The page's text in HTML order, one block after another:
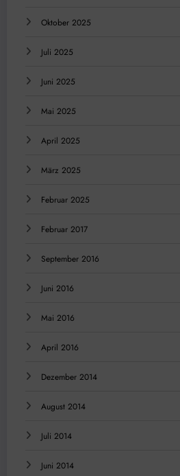
Oktober 2025
Juli 2025
Juni 2025
Mai 2025
April 2025
März 2025
Februar 2025
Februar 2017
September 2016
Juni 2016
Mai 2016
April 2016
Dezember 2014
August 2014
Juli 2014
Juni 2014